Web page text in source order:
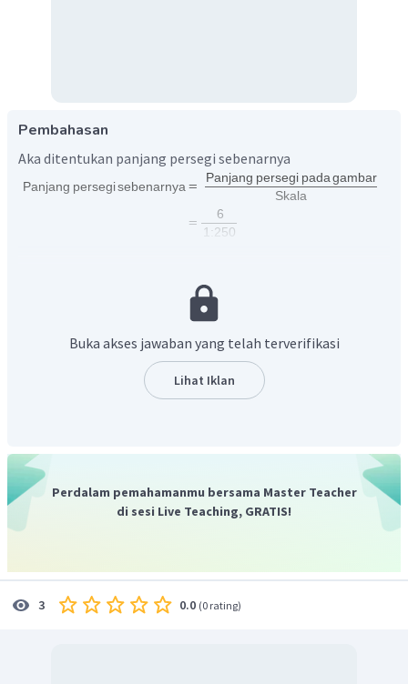
Pembahasan
Aka ditentukan panjang persegi sebenarnya
Akan ditentukan luas persegi sebenarnya
Jadi panjang sisi dan luas persegi sebenarnya berturut-
turut adalah 15 dan 225
Buka akses jawaban yang telah terverifikasi
Lihat Iklan
Perdalam pemahamanmu bersama Master Teacher
di sesi Live Teaching, GRATIS!
3 0.0 (0 rating)